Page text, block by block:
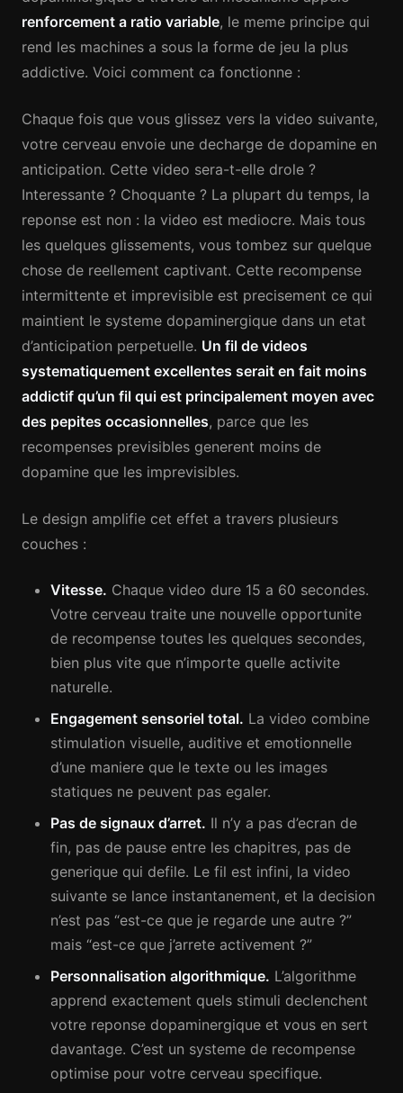
renforcement a ratio variable, le meme principe qui
rend les machines a sous la forme de jeu la plus
addictive. Voici comment ca fonctionne :
Chaque fois que vous glissez vers la video suivante,
votre cerveau envoie une decharge de dopamine en
anticipation. Cette video sera-t-elle drole ?
Interessante ? Choquante ? La plupart du temps, la
reponse est non : la video est mediocre. Mais tous
les quelques glissements, vous tombez sur quelque
chose de reellement captivant. Cette recompense
intermittente et imprevisible est precisement ce qui
maintient le systeme dopaminergique dans un etat
d’anticipation perpetuelle. Un fil de videos
systematiquement excellentes serait en fait moins
addictif qu’un fil qui est principalement moyen avec
des pepites occasionnelles, parce que les
recompenses previsibles generent moins de
dopamine que les imprevisibles.
Le design amplifie cet effet a travers plusieurs
couches :
Vitesse. Chaque video dure 15 a 60 secondes.
Votre cerveau traite une nouvelle opportunite
de recompense toutes les quelques secondes,
bien plus vite que n’importe quelle activite
naturelle.
Engagement sensoriel total. La video combine
stimulation visuelle, auditive et emotionnelle
d’une maniere que le texte ou les images
statiques ne peuvent pas egaler.
Pas de signaux d’arret. Il n’y a pas d’ecran de
fin, pas de pause entre les chapitres, pas de
generique qui defile. Le fil est infini, la video
suivante se lance instantanement, et la decision
n’est pas “est-ce que je regarde une autre ?”
mais “est-ce que j’arrete activement ?”
Personnalisation algorithmique. L’algorithme
apprend exactement quels stimuli declenchent
votre reponse dopaminergique et vous en sert
davantage. C’est un systeme de recompense
optimise pour votre cerveau specifique.